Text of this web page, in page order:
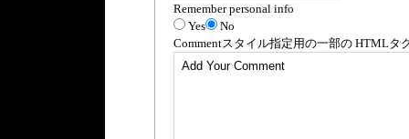
Remember personal info
Yes
No
Commentスタイル指定用の一部の HTMLタ